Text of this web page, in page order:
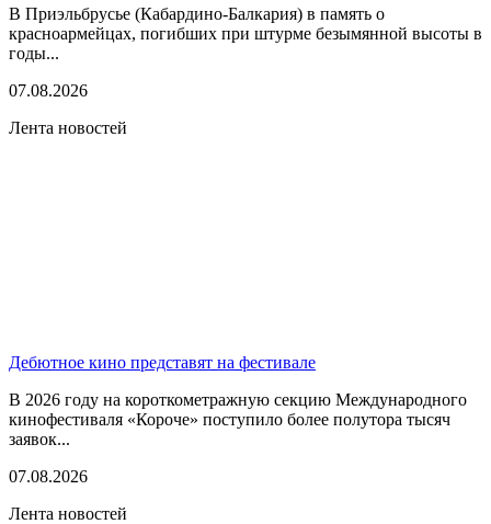
В Приэльбрусье (Кабардино-Балкария) в память о
красноармейцах, погибших при штурме безымянной высоты в
годы...
07.08.2026
Лента новостей
Дебютное кино представят на фестивале
В 2026 году на короткометражную секцию Международного
кинофестиваля «Короче» поступило более полутора тысяч
заявок...
07.08.2026
Лента новостей